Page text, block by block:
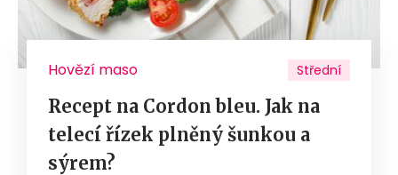
Hovězí maso Střední
Recept na Cordon bleu. Jak na
telecí řízek plněný šunkou a
sýrem?